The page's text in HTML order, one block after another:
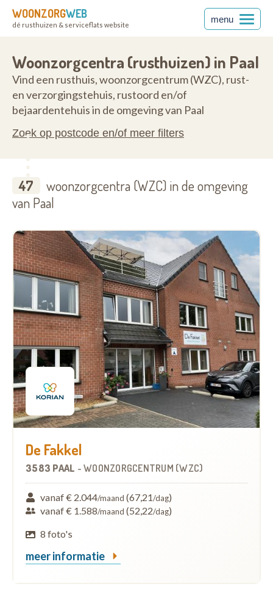
WOONZORGWEB
dé rusthuizen & serviceflats website
menu
Woonzorgcentra (rusthuizen) in Paal
Vind een rusthuis, woonzorgcentrum (WZC), rust-
en verzorgingstehuis, rustoord en/of
bejaardentehuis in de omgeving van Paal
Zoek op postcode en/of meer filters
47
woonzorgcentra (WZC) in de omgeving
van Paal
De Fakkel
3583 PAAL - WOONZORGCENTRUM (WZC)
vanaf € 2.044/maand (67,21/dag)
vanaf € 1.588/maand (52,22/dag)
8 foto's
meer informatie